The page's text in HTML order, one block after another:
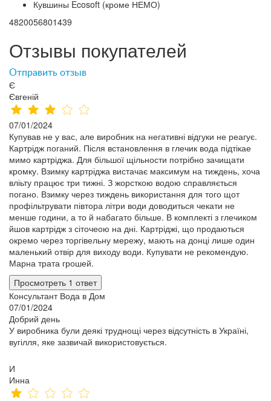
Кувшины Ecosoft (кроме НЕМО)
4820056801439
Отзывы покупателей
Отправить отзыв
Є
Євгеній
07/01/2024
Купував не у вас, але виробник на негативні відгуки не реагує.
Картрідж поганий. Після встановлення в глечик вода підтікае
мимо картріджа. Для більшої щільности потрібно зачищати
кромку. Взимку картріджа вистачає максимум на тиждень, хоча
вліьту працює три тижні. З жорсткою водою справляється
погано. Взимку через тиждень використання для того щот
профільтрувати півтора літри води доводиться чекати не
менше години, а то й набагато більше. В комплекті з глечиком
йшов картрідж з сіточеою на дні. Картріджі, що продаються
окремо через торгівельну мережу, мають на донці лише один
маленький отвір для виходу води. Купувати не рекомендую.
Марна трата грошей.
Просмотреть 1 ответ
Консультант Вода в Дом
07/01/2024
Добрий день
У виробника були деякі труднощі через відсутність в Україні,
вугілля, яке зазвичай використовується.
И
Инна